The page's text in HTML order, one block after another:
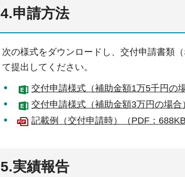
4.申請方法
次の様式をダウンロードし、交付申請書類
て提出してください。
交付申請様式（補助金額1万5千円の
交付申請様式（補助金額3万円の場
記載例（交付申請時）（PDF：
5.実績報告